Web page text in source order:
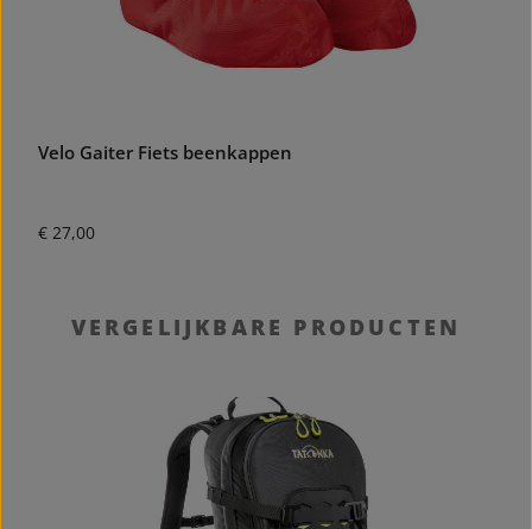
Velo Gaiter Fiets beenkappen
Normale prijs:
€ 27,00
Productgalerij overslaan
VERGELIJKBARE PRODUCTEN